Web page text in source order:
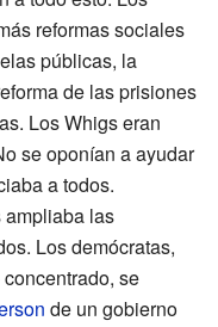
reformas sociales
públicas, la
de las prisiones
Los Whigs eran
se oponían a ayudar
a todos.
ampliaba las
Los demócratas,
se
de un gobierno